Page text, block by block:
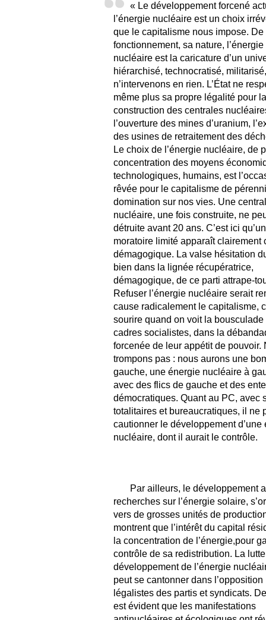
« Le développement forcené
l’énergie nucléaire est un choix
que le capitalisme nous impose. De
fonctionnement, sa nature, l’énergie
nucléaire est la caricature d’un
hiérarchisé, technocratisé,
n’intervenons en rien. L’État ne
même plus sa propre légalité pour
construction des centrales
l’ouverture des mines d’uranium,
des usines de retraitement des
Le choix de l’énergie nucléaire, de
concentration des moyens
technologiques, humains, est
rêvée pour le capitalisme de
domination sur nos vies. Une
nucléaire, une fois construite, ne
détruite avant 20 ans. C’est ici qu’un
moratoire limité apparaît clairement
démagogique. La valse hésitation
bien dans la lignée récupératrice,
démagogique, de ce parti attrape-
Refuser l’énergie nucléaire serait
cause radicalement le capitalisme,
sourire quand on voit la bousculade
cadres socialistes, dans la
forcenée de leur appétit de pouvoir.
trompons pas : nous aurons une
gauche, une énergie nucléaire à
avec des flics de gauche et des
démocratiques. Quant au PC, avec
totalitaires et bureaucratiques, il ne
cautionner le développement d’une
nucléaire, dont il aurait le contrôle.
Par ailleurs, le développement
recherches sur l’énergie solaire,
vers de grosses unités de
montrent que l’intérêt du capital
la concentration de l’énergie,pour
contrôle de sa redistribution. La
développement de l’énergie
peut se cantonner dans l’opposition
légalistes des partis et syndicats.
est évident que les manifestations